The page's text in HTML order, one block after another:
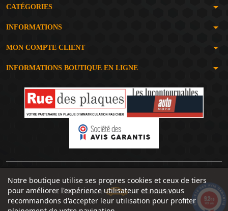
CATÉGORIES arrow_drop_down
INFORMATIONS arrow_drop_down
MON COMPTE CLIENT arrow_drop_down
INFORMATIONS BOUTIQUE EN LIGNE arrow_drop_down
Notre boutique utilise ses propres cookies et ceux de tiers
pour améliorer l'expérience utilisateur et nous vous
recommandons d'accepter leur utilisation pour profiter
Un site réalisé avec par SERIOUSWEB
9.2/10
1491 avis